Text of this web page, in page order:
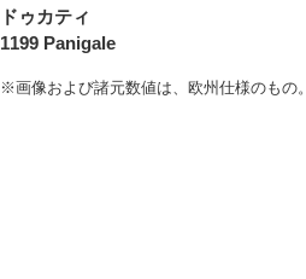
ドゥカティ
1199 Panigale
※画像および諸元数値は、欧州仕様のもの。